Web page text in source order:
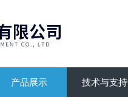
产品展示 技术与支持